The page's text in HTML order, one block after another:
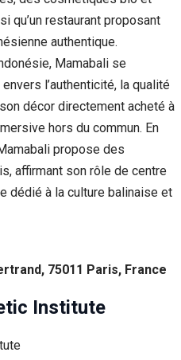
qu’un restaurant proposant
authentique.
Mamabali se
l’authenticité, la qualité
décor directement acheté à
hors du commun. En
propose des
affirmant son rôle de centre
dédié à la culture balinaise et
75011 Paris, France
Institute